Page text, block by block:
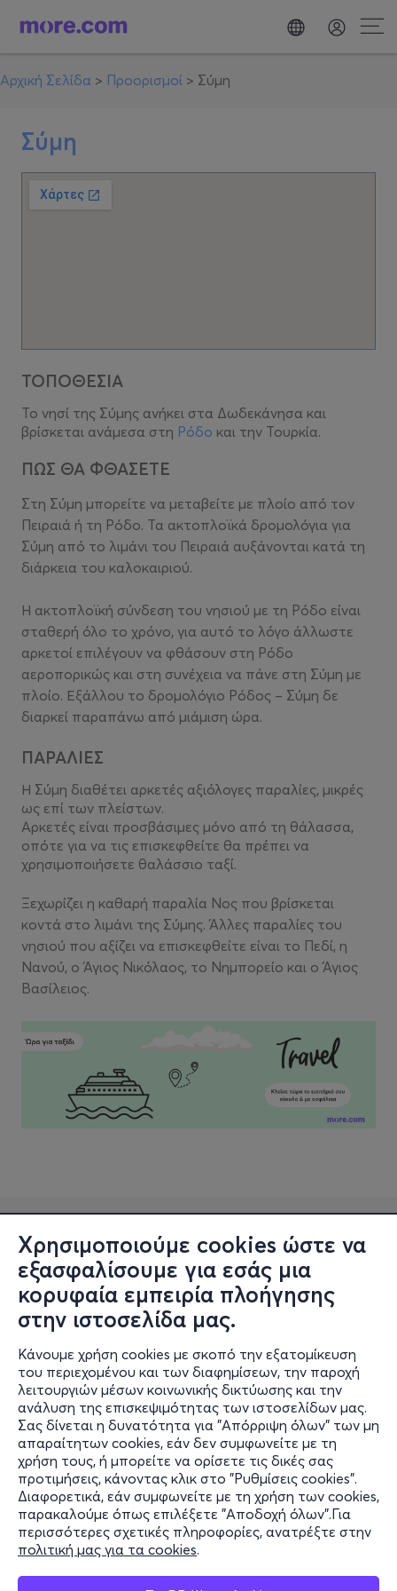
Χρησιμοποιούμε cookies ώστε να
εξασφαλίσουμε για εσάς μια
κορυφαία εμπειρία πλοήγησης
στην ιστοσελίδα μας.
Κάνουμε χρήση cookies με σκοπό την εξατομίκευση
του περιεχομένου και των διαφημίσεων, την παροχή
λειτουργιών μέσων κοινωνικής δικτύωσης και την
ανάλυση της επισκεψιμότητας των ιστοσελίδων μας.
Σας δίνεται η δυνατότητα για "Απόρριψη όλων" των μη
απαραίτητων cookies, εάν δεν συμφωνείτε με τη
χρήση τους, ή μπορείτε να ορίσετε τις δικές σας
προτιμήσεις, κάνοντας κλικ στο "Ρυθμίσεις cookies".
Διαφορετικά, εάν συμφωνείτε με τη χρήση των cookies,
παρακαλούμε όπως επιλέξετε "Αποδοχή όλων".Για
περισσότερες σχετικές πληροφορίες, ανατρέξτε στην
πολιτική μας για τα cookies.
Αρχική Σελίδα > Προορισμοί > Σύμη
Σύμη
ΤΟΠΟΘΕΣΙΑ
Το νησί της Σύμης ανήκει στα Δωδεκάνησα και
βρίσκεται ανάμεσα στη Ρόδο και την Τουρκία.
ΠΩΣ ΘΑ ΦΘΑΣΕΤΕ
Στη Σύμη μπορείτε να μεταβείτε με πλοίο από τον
Πειραιά ή τη Ρόδο. Τα ακτοπλοϊκά δρομολόγια για
Σύμη από το λιμάνι του Πειραιά αυξάνονται κατά τη
διάρκεια του καλοκαιριού.
Η ακτοπλοϊκή σύνδεση του νησιού με τη Ρόδο είναι
σταθερή όλο το χρόνο, για αυτό το λόγο άλλωστε
αρκετοί επιλέγουν να φθάσουν στη Ρόδο
αεροπορικώς και στη συνέχεια να πάνε στη Σύμη με
πλοίο. Εξάλλου το δρομολόγιο Ρόδος – Σύμη δε
διαρκεί παραπάνω από μιάμιση ώρα.
ΠΑΡΑΛΙΕΣ
Η Σύμη διαθέτει αρκετές αξιόλογες παραλίες, μικρές
ως επί των πλείστων.
Αρκετές είναι προσβάσιμες μόνο από τη θάλασσα,
οπότε για να τις επισκεφθείτε θα πρέπει να
χρησιμοποιήσετε θαλάσσιο ταξί.
Ξεχωρίζει η καθαρή παραλία Νος που βρίσκεται
κοντά στο λιμάνι της Σύμης. Άλλες παραλίες του
νησιού που αξίζει να επισκεφθείτε είναι το Πεδί, η
Νανού, ο Άγιος Νικόλαος, το Νημπορείο και ο Άγιος
Βασίλειος.
Πληροφορίες
Υποστήριξη
Stay Connected
Mobile app